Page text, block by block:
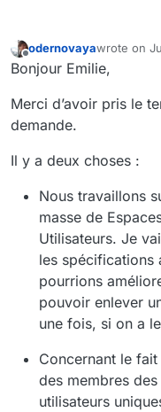
Offline
odernovayawrote on
last edited
Bonjour Emilie,
Merci d’avoir pris le
demande.
Il y a deux choses :
Nous travaillons
masse de
Utilisateurs. Je
les spécifications
pourrions
pouvoir enlever
une fois, si on a
Concernant le
des membres
utilisateurs